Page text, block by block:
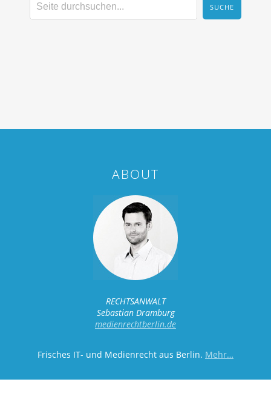
ABOUT
RECHTSANWALT
Sebastian Dramburg
medienrechtberlin.de
Frisches IT- und Medienrecht aus Berlin. Mehr…